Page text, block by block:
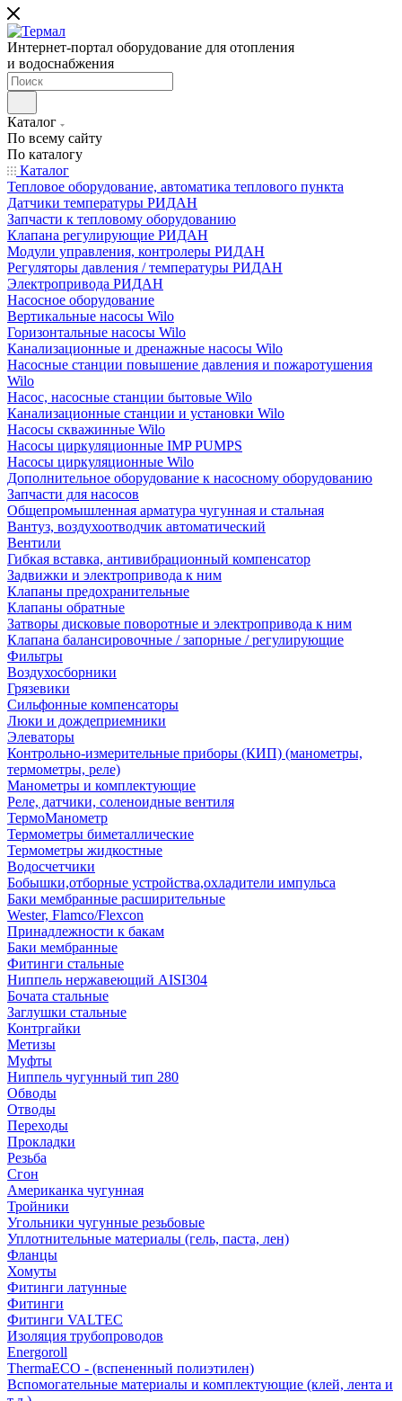
Интернет-портал оборудование для отопления
и водоснабжения
Каталог
По всему сайту
По каталогу
Каталог
Тепловое оборудование, автоматика теплового пункта
Датчики температуры РИДАН
Запчасти к тепловому оборудованию
Клапана регулирующие РИДАН
Модули управления, контролеры РИДАН
Регуляторы давления / температуры РИДАН
Электропривода РИДАН
Насосное оборудование
Вертикальные насосы Wilo
Горизонтальные насосы Wilo
Канализационные и дренажные насосы Wilo
Насосные станции повышение давления и пожаротушения
Wilo
Насос, насосные станции бытовые Wilo
Канализационные станции и установки Wilo
Насосы скважинные Wilo
Насосы циркуляционные IMP PUMPS
Насосы циркуляционные Wilo
Дополнительное оборудование к насосному оборудованию
Запчасти для насосов
Общепромышленная арматура чугунная и стальная
Вантуз, воздухоотводчик автоматический
Вентили
Гибкая вставка, антивибрационный компенсатор
Задвижки и электропривода к ним
Клапаны предохранительные
Клапаны обратные
Затворы дисковые поворотные и электропривода к ним
Клапана балансировочные / запорные / регулирующие
Фильтры
Воздухосборники
Грязевики
Сильфонные компенсаторы
Люки и дождеприемники
Элеваторы
Контрольно-измерительные приборы (КИП) (манометры,
термометры, реле)
Манометры и комплектующие
Реле, датчики, соленоидные вентиля
ТермоМанометр
Термометры биметаллические
Термометры жидкостные
Водосчетчики
Бобышки,отборные устройства,охладители импульса
Баки мембранные расширительные
Wester, Flamco/Flexcon
Принадлежности к бакам
Баки мембранные
Фитинги стальные
Ниппель нержавеющий AISI304
Бочата стальные
Заглушки стальные
Контргайки
Метизы
Муфты
Ниппель чугунный тип 280
Обводы
Отводы
Переходы
Прокладки
Резьба
Сгон
Американка чугунная
Тройники
Угольники чугунные резьбовые
Уплотнительные материалы (гель, паста, лен)
Фланцы
Хомуты
Фитинги латунные
Фитинги
Фитинги VALTEC
Изоляция трубопроводов
Energoroll
ThermaECO - (вспененный полиэтилен)
Вспомогательные материалы и комплектующие (клей, лента и